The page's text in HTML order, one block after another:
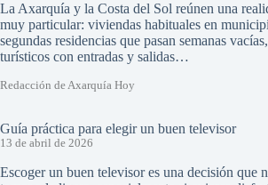
La Axarquía y la Costa del Sol reúnen una
muy particular: viviendas habituales en
segundas residencias que pasan semanas
turísticos con entradas y salidas…
Redacción de Axarquía Hoy
Guía práctica para elegir un buen televisor
13 de abril de 2026
Escoger un buen televisor es una decisión que